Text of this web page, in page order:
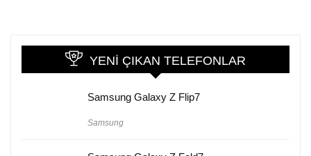
YENI ÇIKAN TELEFONLAR
Samsung Galaxy Z Flip7
Samsung